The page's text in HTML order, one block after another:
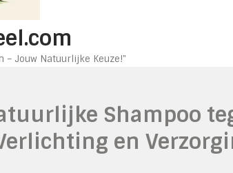
– Jouw Natuurlijke Keuze!"
Shampoo
en